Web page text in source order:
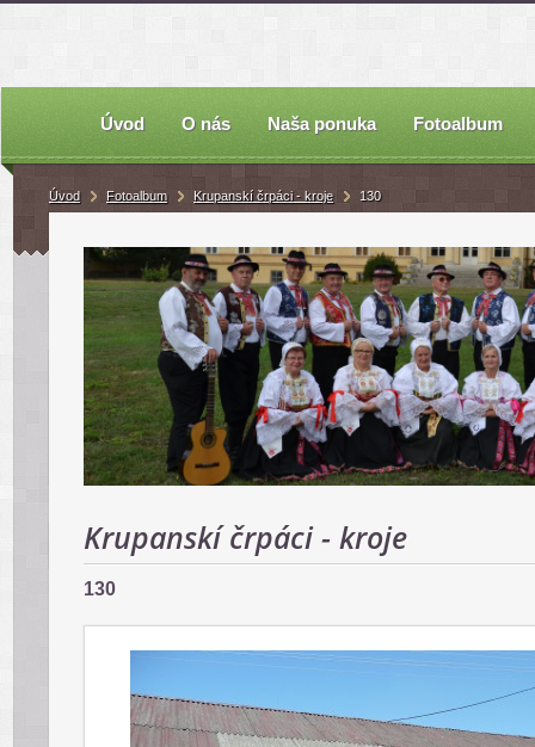
Úvod O nás Naša ponuka Fotoalbum
Úvod Fotoalbum Krupanskí črpáci - kroje 130
Krupanskí črpáci - kroje
130